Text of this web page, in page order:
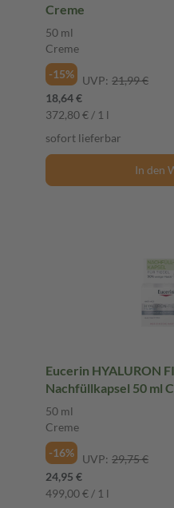
Creme
50 ml
Creme
-15%
UVP: 21,99 €
18,64 €
372,80 € / 1 l
sofort lieferbar
In den
Eucerin HYALURON
Nachfüllkapsel 50 ml
50 ml
Creme
-16%
UVP: 29,75 €
24,95 €
499,00 € / 1 l